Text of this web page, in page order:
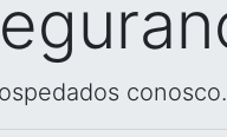
conosco.